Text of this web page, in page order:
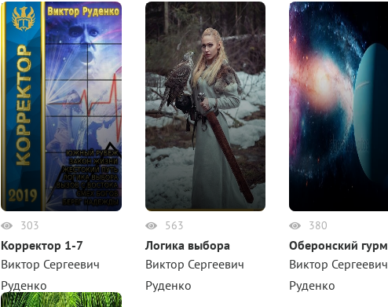
Руденко
Руденко
Руденко
303
Корректор 1-7
Виктор Сергеевич
Руденко
563
Логика выбора
Виктор Сергеевич
Руденко
380
Оберонский гурм
Виктор Сергеевич
Руденко